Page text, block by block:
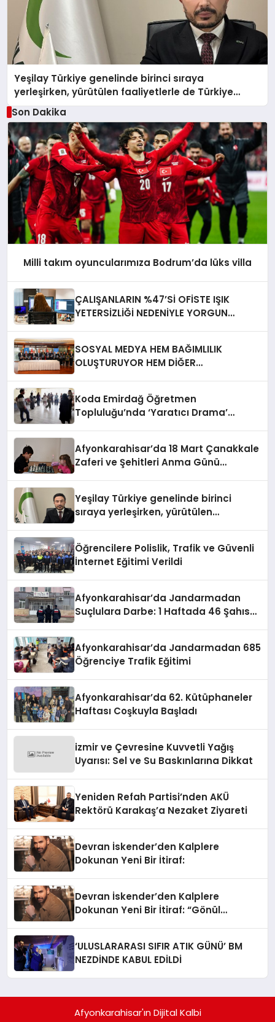
Yeşilay Türkiye genelinde birinci sıraya
yerleşirken, yürütülen faaliyetlerle de Türkiye
üçüncüsü oldu.
Son Dakika
Milli takım oyuncularımıza Bodrum’da lüks villa
ÇALIŞANLARIN %47’Sİ OFİSTE IŞIK
YETERSİZLİĞİ NEDENİYLE YORGUN
SOSYAL MEDYA HEM BAĞIMLILIK
OLUŞTURUYOR HEM DİĞER
Koda Emirdağ Öğretmen
Topluluğu’nda ‘Yaratıcı Drama’
Afyonkarahisar’da 18 Mart Çanakkale
Zaferi ve Şehitleri Anma Günü
Yeşilay Türkiye genelinde birinci
sıraya yerleşirken, yürütülen
Öğrencilere Polislik, Trafik ve Güvenli
İnternet Eğitimi Verildi
Afyonkarahisar’da Jandarmadan
Suçlulara Darbe: 1 Haftada 46 Şahıs
Afyonkarahisar’da Jandarmadan 685
Öğrenciye Trafik Eğitimi
Afyonkarahisar’da 62. Kütüphaneler
Haftası Coşkuyla Başladı
izmir ve Çevresine Kuvvetli Yağış
Uyarısı: Sel ve Su Baskınlarına Dikkat
Yeniden Refah Partisi’nden AKÜ
Rektörü Karakaş’a Nezaket Ziyareti
Devran İskender’den Kalplere
Dokunan Yeni Bir İtiraf:
Devran İskender’den Kalplere
Dokunan Yeni Bir İtiraf: “Gönül
‘ULUSLARARASI SIFIR ATIK GÜNÜ’ BM
NEZDİNDE KABUL EDİLDİ
Afyonkarahisar'ın Dijital Kalbi